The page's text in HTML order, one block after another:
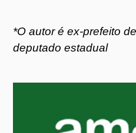
*O autor é ex-prefeito
deputado estadual